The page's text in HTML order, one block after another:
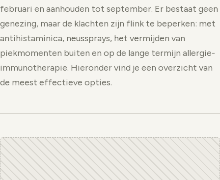
februari en aanhouden tot september. Er bestaat geen
genezing, maar de klachten zijn flink te beperken: met
antihistaminica, neussprays, het vermijden van
piekmomenten buiten en op de lange termijn allergie-
immunotherapie. Hieronder vind je een overzicht van
de meest effectieve opties.